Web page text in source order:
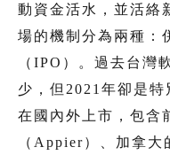
動資金活水，並活絡
場的機制分為兩種：
（IPO）。過去台灣
少，但2021年卻是
在國內外上市，包含
（Appier）、加拿大